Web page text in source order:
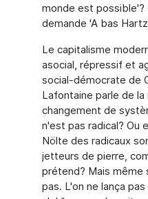
monde est possible'?
demande 'A bas
Le capitalisme
asocial, répressif et
social-démocrate de
Lafontaine parle de
changement de
n'est pas radical? Ou
Nölte des radicaux
jetteurs de pierre,
prétend? Mais même
pas. L'on ne lança